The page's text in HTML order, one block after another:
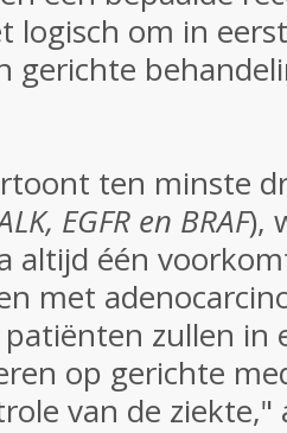
logisch om in
gerichte
ten minste
EGFR en BRAF),
altijd één
met
patiënten zullen in
op gerichte
van de ziekte,"